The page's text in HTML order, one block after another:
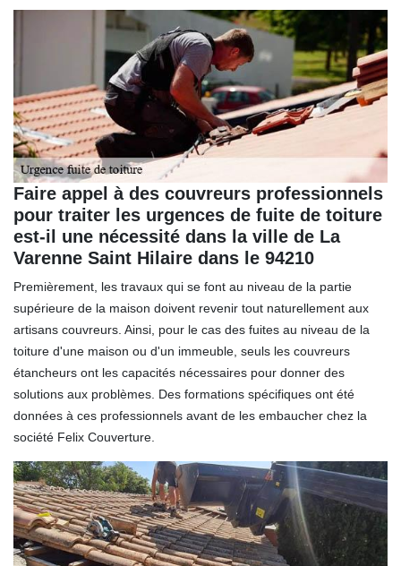
Faire appel à des couvreurs professionnels
pour traiter les urgences de fuite de toiture
est-il une nécessité dans la ville de La
Varenne Saint Hilaire dans le 94210
Premièrement, les travaux qui se font au niveau de la partie
supérieure de la maison doivent revenir tout naturellement aux
artisans couvreurs. Ainsi, pour le cas des fuites au niveau de la
toiture d'une maison ou d'un immeuble, seuls les couvreurs
étancheurs ont les capacités nécessaires pour donner des
solutions aux problèmes. Des formations spécifiques ont été
données à ces professionnels avant de les embaucher chez la
société Felix Couverture.